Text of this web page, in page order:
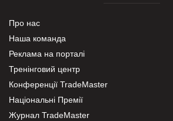
Про нас
Наша команда
Реклама на порталі
Тренінговий центр
Конференції TradeMaster
Національні Премії
Журнал TradeMaster